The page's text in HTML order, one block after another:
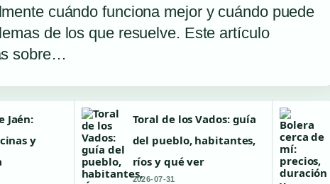
cuándo funciona mejor y cuándo puede
de los que resuelve. Este artículo
sobre…
Jaén:
y
Toral de los Vados: guía
del pueblo, habitantes,
ríos y qué ver
2026-07-31